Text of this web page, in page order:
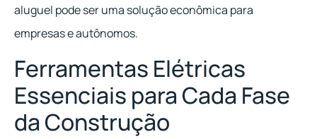
aluguel pode ser uma solução econômica para
empresas e autônomos.
Ferramentas Elétricas
Essenciais para Cada Fase
da Construção